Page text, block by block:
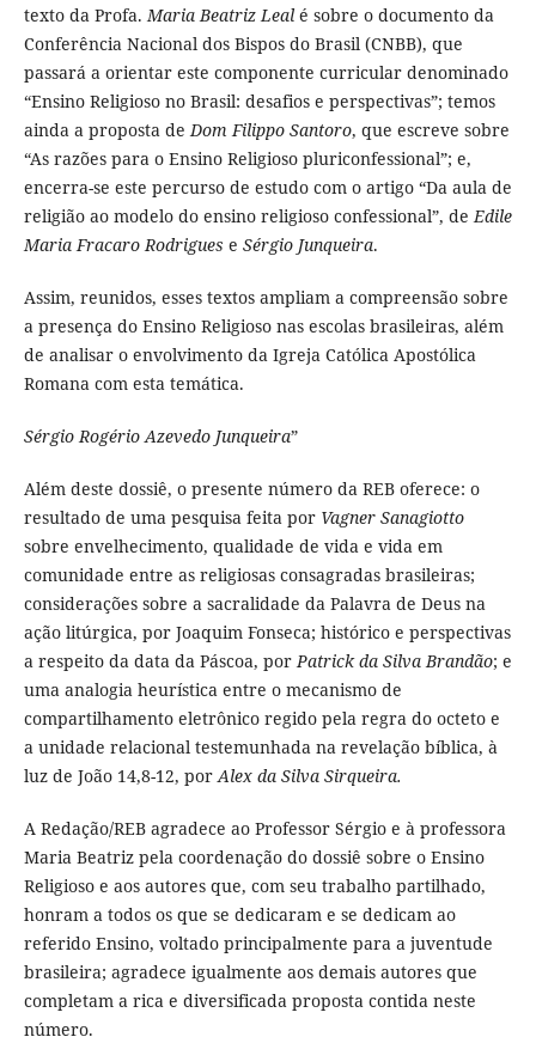
texto da Profa.Maria Beatriz Lealé sobre o documento da
Conferência Nacional dos Bispos do Brasil (CNBB), que
passará a orientar este componente curricular denominado
“Ensino Religioso no Brasil: desafios e perspectivas”; temos
ainda a proposta deDom Filippo Santoro, que escreve sobre
“As razões para o Ensino Religioso pluriconfessional”; e,
encerra-se este percurso de estudo com o artigo “Da aula de
religião ao modelo do ensino religioso confessional”, deEdile
Maria Fracaro Rodrigues e Sérgio Junqueira.
Assim, reunidos, esses textos ampliam a compreensão sobre
a presença do Ensino Religioso nas escolas brasileiras, além
de analisar o envolvimento da Igreja Católica Apostólica
Romana com esta temática.
Sérgio Rogério Azevedo Junqueira”
Além deste dossiê, o presente número da REB oferece: o
resultado de uma pesquisa feita por Vagner Sanagiotto
sobre envelhecimento, qualidade de vida e vida em
comunidade entre as religiosas consagradas brasileiras;
considerações sobre a sacralidade da Palavra de Deus na
ação litúrgica, por Joaquim Fonseca; histórico e perspectivas
a respeito da data da Páscoa, porPatrick da Silva Brandão; e
uma analogia heurística entre o mecanismo de
compartilhamento eletrônico regido pela regra do octeto e
a unidade relacional testemunhada na revelação bíblica, à
luz de João 14,8-12, porAlex da Silva Sirqueira.
A Redação/REB agradece ao Professor Sérgio e à professora
Maria Beatriz pela coordenação do dossiê sobre o Ensino
Religioso e aos autores que, com seu trabalho partilhado,
honram a todos os que se dedicaram e se dedicam ao
referido Ensino, voltado principalmente para a juventude
brasileira; agradece igualmente aos demais autores que
completam a rica e diversificada proposta contida neste
número.